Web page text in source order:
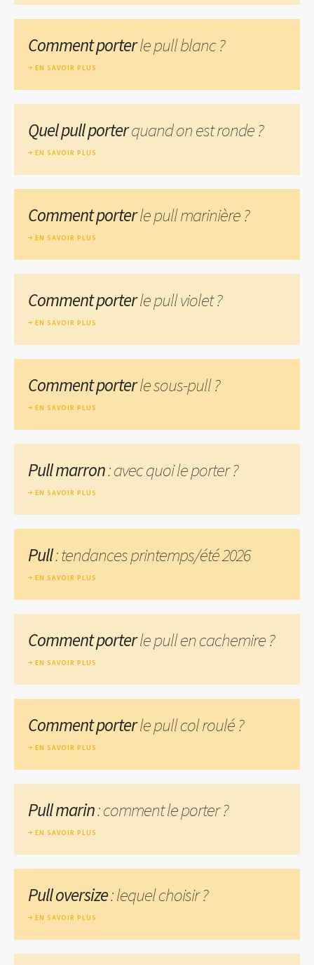
Comment porterle pull blanc ?
EN SAVOIR PLUS
Quel pull porterquand on est ronde ?
EN SAVOIR PLUS
Comment porterle pull marinière ?
EN SAVOIR PLUS
Comment porterle pull violet ?
EN SAVOIR PLUS
Comment porterle sous-pull ?
EN SAVOIR PLUS
Pull marron: avec quoi le porter ?
EN SAVOIR PLUS
Pull: tendances printemps/été 2026
EN SAVOIR PLUS
Comment porterle pull en cachemire ?
EN SAVOIR PLUS
Comment porterle pull col roulé ?
EN SAVOIR PLUS
Pull marin: comment le porter ?
EN SAVOIR PLUS
Pull oversize: lequel choisir ?
EN SAVOIR PLUS